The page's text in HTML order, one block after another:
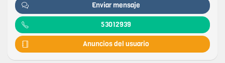
Enviar mensaje
53012939
Anuncios del usuario